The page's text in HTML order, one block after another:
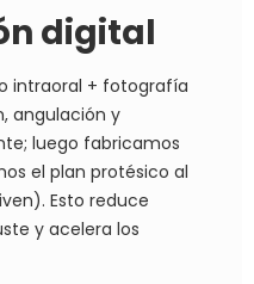
digital
intraoral + fotografía
angulación y
luego fabricamos
el plan protésico al
Esto reduce
y acelera los